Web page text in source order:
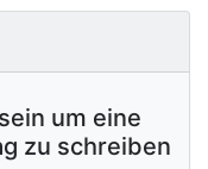
um eine
zu schreiben